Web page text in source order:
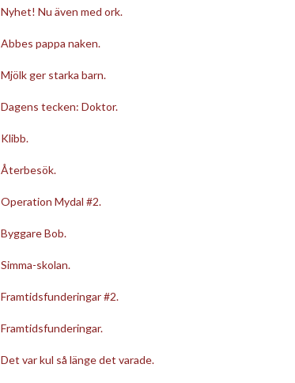
Nyhet! Nu även med ork.
Abbes pappa naken.
Mjölk ger starka barn.
Dagens tecken: Doktor.
Klibb.
Återbesök.
Operation Mydal #2.
Byggare Bob.
Simma-skolan.
Framtidsfunderingar #2.
Framtidsfunderingar.
Det var kul så länge det varade.